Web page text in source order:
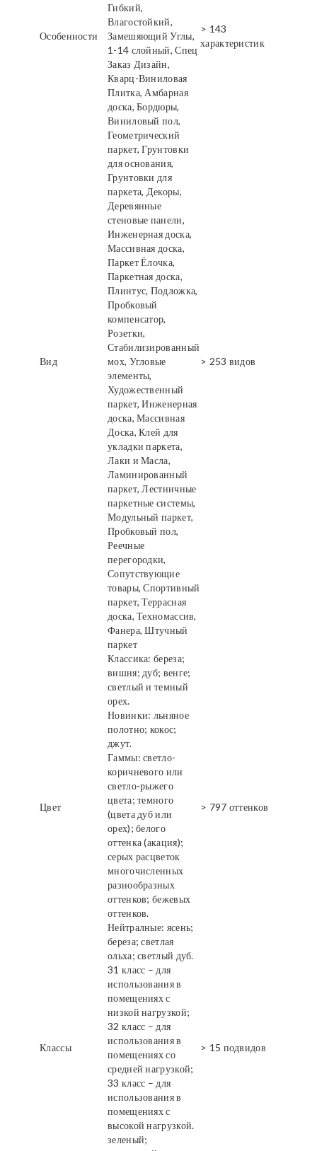
Особенности
Гибкий,
Влагостойкий,
Замешяющий Углы,
1-14 слойный, Спец
Заказ Дизайн,
> 143
характеристик
Вид
Кварц-Виниловая
Плитка, Амбарная
доска, Бордюры,
Виниловый пол,
Геометрический
паркет, Грунтовки
для основания,
Грунтовки для
паркета, Декоры,
Деревянные
стеновые панели,
Инженерная доска,
Массивная доска,
Паркет Ёлочка,
Паркетная доска,
Плинтус, Подложка,
Пробковый
компенсатор,
Розетки,
Стабилизированный
мох, Угловые
элементы,
Художественный
паркет, Инженерная
доска, Массивная
Доска, Клей для
укладки паркета,
Лаки и Масла,
Ламинированный
паркет, Лестничные
паркетные системы,
Модульный паркет,
Пробковый пол,
Реечные
перегородки,
Сопутствующие
товары, Спортивный
паркет, Террасная
доска, Техномассив,
Фанера, Штучный
паркет
> 253 видов
Цвет
Классика: береза;
вишня; дуб; венге;
светлый и темный
орех.
Новинки: льняное
полотно; кокос;
джут.
Гаммы: светло-
коричневого или
светло-рыжего
цвета; темного
(цвета дуб или
орех); белого
оттенка (акация);
серых расцветок
многочисленных
разнообразных
оттенков; бежевых
оттенков.
Нейтралные: ясень;
береза; светлая
ольха; светлый дуб.
> 797 оттенков
Классы
31 класс – для
использования в
помещениях с
низкой нагрузкой;
32 класс – для
использования в
помещениях со
средней нагрузкой;
33 класс – для
использования в
помещениях с
высокой нагрузкой.
> 15 подвидов
зеленый;